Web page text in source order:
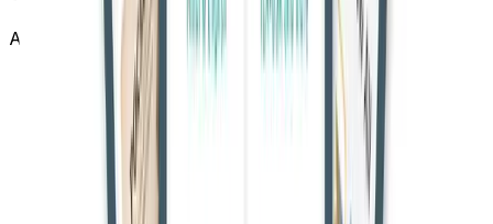
Access your account on the go with our mobile app.